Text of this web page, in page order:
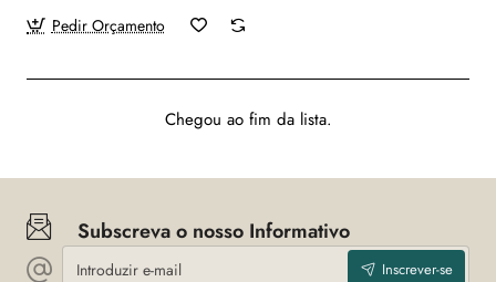
Pedir Orçamento
Chegou ao fim da lista.
Subscreva o nosso Informativo
Introduzir
Inscrever-se